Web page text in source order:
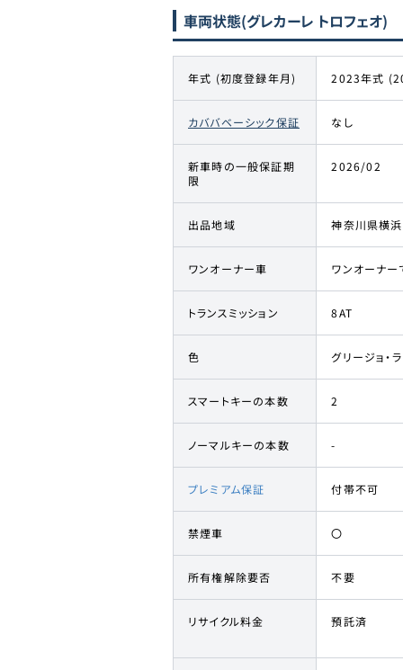
車両状態(グレカーレ トロフェオ)
年式 (初度登録年月) 2023年式
カババベーシック保証 なし
新車時の一般保証期
限
2026/02
出品地域 神奈川県横
ワンオーナー車 ワンオーナー
トランスミッション 8AT
色 グリージョ・
スマートキーの本数 2
ノーマルキーの本数 -
プレミアム保証 付帯不可
禁煙車 〇
所有権解除要否 不要
リサイクル料金 預託済